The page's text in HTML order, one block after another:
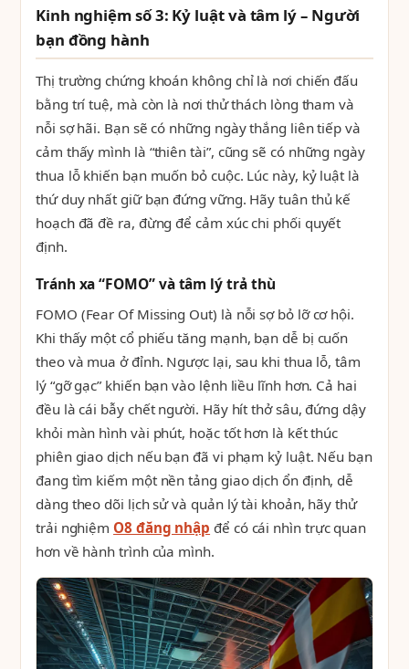
Kinh nghiệm số 3: Kỷ luật và tâm lý – Người
bạn đồng hành
Thị trường chứng khoán không chỉ là nơi chiến đấu
bằng trí tuệ, mà còn là nơi thử thách lòng tham và
nỗi sợ hãi. Bạn sẽ có những ngày thắng liên tiếp và
cảm thấy mình là “thiên tài”, cũng sẽ có những ngày
thua lỗ khiến bạn muốn bỏ cuộc. Lúc này, kỷ luật là
thứ duy nhất giữ bạn đứng vững. Hãy tuân thủ kế
hoạch đã đề ra, đừng để cảm xúc chi phối quyết
định.
Tránh xa “FOMO” và tâm lý trả thù
FOMO (Fear Of Missing Out) là nỗi sợ bỏ lỡ cơ hội.
Khi thấy một cổ phiếu tăng mạnh, bạn dễ bị cuốn
theo và mua ở đỉnh. Ngược lại, sau khi thua lỗ, tâm
lý “gỡ gạc” khiến bạn vào lệnh liều lĩnh hơn. Cả hai
đều là cái bẫy chết người. Hãy hít thở sâu, đứng dậy
khỏi màn hình vài phút, hoặc tốt hơn là kết thúc
phiên giao dịch nếu bạn đã vi phạm kỷ luật. Nếu bạn
đang tìm kiếm một nền tảng giao dịch ổn định, dễ
dàng theo dõi lịch sử và quản lý tài khoản, hãy thử
trải nghiệm O8 đăng nhập để có cái nhìn trực quan
hơn về hành trình của mình.